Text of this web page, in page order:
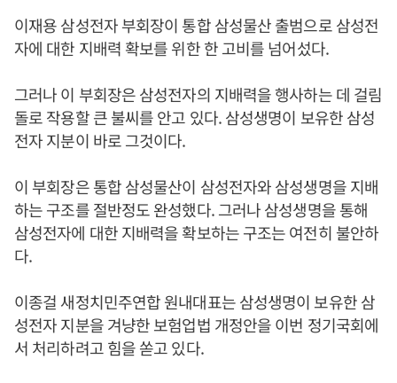
이재용 삼성전자 부회장이 통합 삼성물산 출범으로 삼성전
자에 대한 지배력 확보를 위한 한 고비를 넘어섰다.
그러나 이 부회장은 삼성전자의 지배력을 행사하는 데 걸림
돌로 작용할 큰 불씨를 안고 있다. 삼성생명이 보유한 삼성
전자 지분이 바로 그것이다.
이 부회장은 통합 삼성물산이 삼성전자와 삼성생명을 지배
하는 구조를 절반정도 완성했다. 그러나 삼성생명을 통해
삼성전자에 대한 지배력을 확보하는 구조는 여전히 불안하
다.
이종걸 새정치민주연합 원내대표는 삼성생명이 보유한 삼
성전자 지분을 겨냥한 보험업법 개정안을 이번 정기국회에
서 처리하려고 힘을 쏟고 있다.